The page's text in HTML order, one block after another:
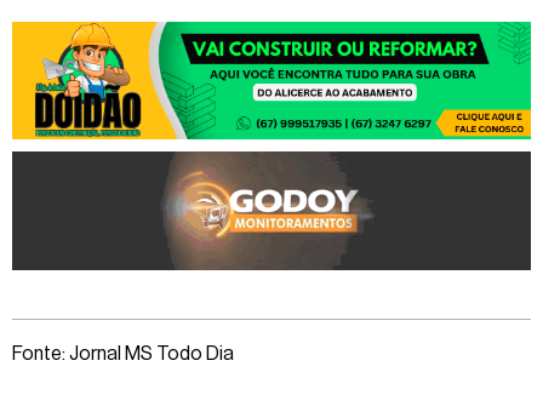
Fonte: Jornal MS Todo Dia